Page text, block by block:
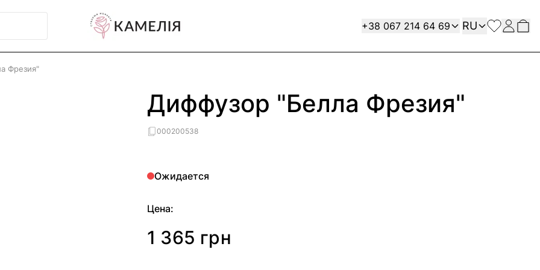
Contact
+38 067 214 64 69 Язык
RU
Фрезия"
Диффузор "Белла Фрезия"
000200538
Ожидается
Цена:
1 365 грн